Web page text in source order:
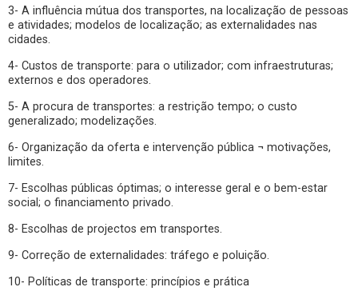
3- A influência mútua dos transportes, na localização de pessoas
e atividades; modelos de localização; as externalidades nas
cidades.
4- Custos de transporte: para o utilizador; com infraestruturas;
externos e dos operadores.
5- A procura de transportes: a restrição tempo; o custo
generalizado; modelizações.
6- Organização da oferta e intervenção pública ¬ motivações,
limites.
7- Escolhas públicas óptimas; o interesse geral e o bem-estar
social; o financiamento privado.
8- Escolhas de projectos em transportes.
9- Correção de externalidades: tráfego e poluição.
10- Políticas de transporte: princípios e prática